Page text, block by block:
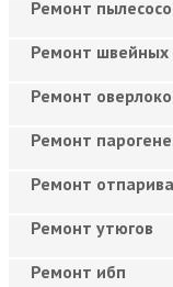
Ремонт
Ремонт
Ремонт
Ремонт
Ремонт
Ремонт утюгов
Ремонт ибп